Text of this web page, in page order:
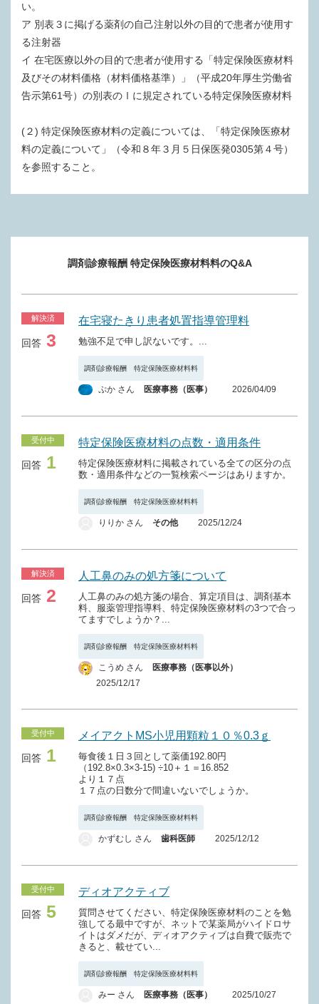
い。
ア 別表３に掲げる薬剤の自己注射以外の目的で患者が使用す
る注射器
イ 在宅医療以外の目的で患者が使用する「特定保険医療材料
及びその材料価格（材料価格基準）」（平成20年厚生労働省
告示第61号）の別表のⅠに規定されている特定保険医療材料
(２) 特定保険医療材料の定義については、「特定保険医療材
料の定義について」（令和８年３月５日保医発0305第４号）
を参照すること。
調剤診療報酬 特定保険医療材料料のQ&A
解決済
回答 3
在宅寝たきり患者処置指導管理料
勉強不足で申し訳ないです。...
調剤診療報酬 特定保険医療材料料
ぷか さん 医療事務（医事） 2026/04/09
受付中
回答 1
特定保険医療材料の点数・適用条件
特定保険医療材料に掲載されている全ての区分の点
数・適用条件などの一覧検索ページはありますか。
調剤診療報酬 特定保険医療材料料
りりか さん その他 2025/12/24
解決済
回答 2
人工鼻のみの処方箋について
人工鼻のみの処方箋の場合、算定項目は、調剤基本
料、服薬管理指導料、特定保険医療材料の3つで合っ
てますでしょうか？...
調剤診療報酬 特定保険医療材料料
こうめ さん
医療事務（医事以外）
2025/12/17
受付中
回答 1
メイアクトMS小児用顆粒１０％0.3ｇ
毎食後１日３回として薬価192.80円
（192.8×0.3×3-15) ÷10＋１＝16.852
より１７点
１７点の日数分で間違いないでしょうか。
調剤診療報酬 特定保険医療材料料
かずむし さん 歯科医師 2025/12/12
受付中
回答 5
ディオアクティブ
質問させてください、特定保険医療材料のことを勉
強してる最中ですが、ネットで某薬局がハイドロサ
イトはダメだが、ディオアクティブは自費で販売で
きると、載せてい...
調剤診療報酬 特定保険医療材料料
みー さん 医療事務（医事） 2025/10/27